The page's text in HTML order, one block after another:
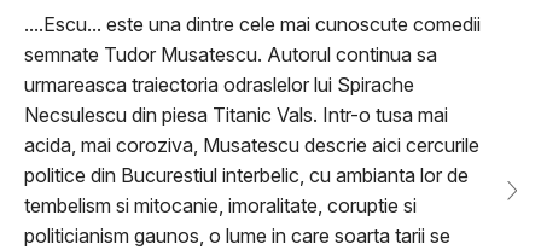
....Escu... este una dintre cele mai cunoscute comedii
semnate Tudor Musatescu. Autorul continua sa
urmareasca traiectoria odraslelor lui Spirache
Necsulescu din piesa Titanic Vals. Intr-o tusa mai
acida, mai coroziva, Musatescu descrie aici cercurile
politice din Bucurestiul interbelic, cu ambianta lor de
tembelism si mitocanie, imoralitate, coruptie si
politicianism gaunos, o lume in care soarta tarii se